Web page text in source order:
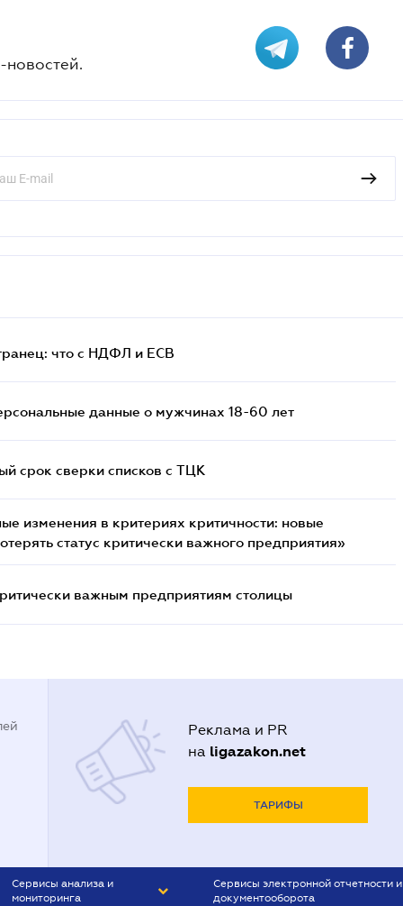
новостей.
что с НДФЛ и ЕСВ
данные о мужчинах 18-60 лет
срок сверки списков c ТЦК
изменения в критериях критичности: новые
статус критически важного предприятия»
важным предприятиям столицы
Реклама и PR
на ligazakon.net
ТАРИФЫ
Сервисы анализа и
мониторинга
Сервисы электронной отчетности и
документооборота